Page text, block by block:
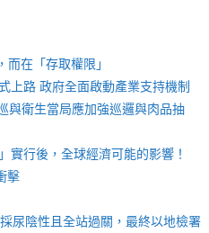
在「存取權限」
上路 政府全面啟動產業支持機制
與衛生當局應加強巡邏與肉品抽
實行後，全球經濟可能的影響！
擊
尿陰性且全站過關，最終以地檢署